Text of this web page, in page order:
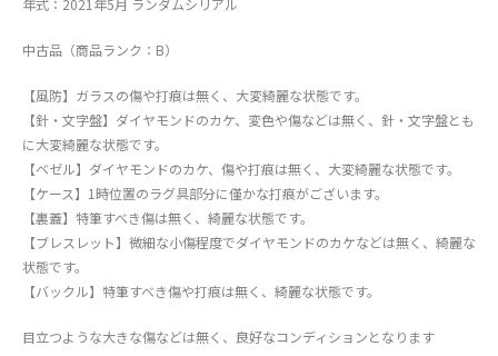
中古品（商品ランク：B）
【風防】ガラスの傷や打痕は無く、大変綺麗な状態です。
【針・文字盤】ダイヤモンドのカケ、変色や傷などは無く、針・文字盤とも
に大変綺麗な状態です。
【ベゼル】ダイヤモンドのカケ、傷や打痕は無く、大変綺麗な状態です。
【ケース】1時位置のラグ具部分に僅かな打痕がございます。
【裏蓋】特筆すべき傷は無く、綺麗な状態です。
【ブレスレット】微細な小傷程度でダイヤモンドのカケなどは無く、綺麗な
状態です。
【バックル】特筆すべき傷や打痕は無く、綺麗な状態です。
目立つような大きな傷などは無く、良好なコンディションとなります